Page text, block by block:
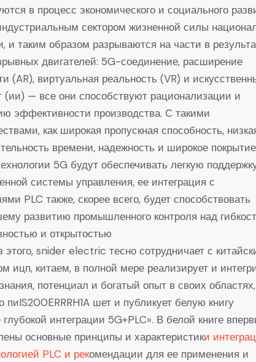
в процесс экономического и социального
сектором жизненной силы
и таким образом разрываются на части в
двигателей: 5G-соединение, расширение
(AR), виртуальная реальность (VR) и
(ии) — все они способствуют рационализации и
эффективности производства. С такими
как широкая пропускная способность,
времени, надежность и широкое
5G будут обеспечивать легкую
системы управления, ее интеграция с
PLC также, скорее всего, будет способствовать
развитию промышленного контроля над
и открытостью
этого, snider electric тесно сотрудничает с
ицп, китаем, в полной мере реализирует и
потенциал и богатый опыт в своих областях,
пиIS200ERRRH1A шет и публикует белую книгу
интеграции 5G+PLC». В белой книге
основные принципы и характеристики
PLC и рекомендации для ее применения и